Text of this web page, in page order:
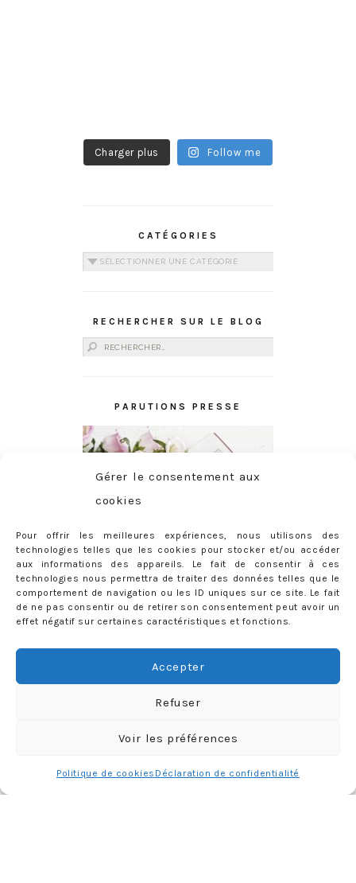
Gérer le consentement aux
cookies
Pour offrir les meilleures expériences, nous utilisons des
technologies telles que les cookies pour stocker et/ou accéder
aux informations des appareils. Le fait de consentir à ces
technologies nous permettra de traiter des données telles que le
comportement de navigation ou les ID uniques sur ce site. Le fait
de ne pas consentir ou de retirer son consentement peut avoir un
effet négatif sur certaines caractéristiques et fonctions.
Accepter
Refuser
Voir les préférences
Politique de cookies Déclaration de confidentialité
Charger plus Follow me
CATÉGORIES
Catégories
RECHERCHER SUR LE BLOG
Rechercher :
PARUTIONS PRESSE
Adresse
mail
Je m'abonne !